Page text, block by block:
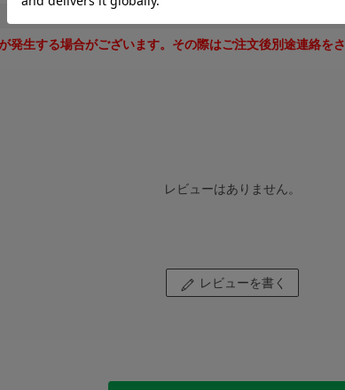
生する場合がございます。その際はご注文後別途連絡をさ
レビューはありません。
レビューを書く